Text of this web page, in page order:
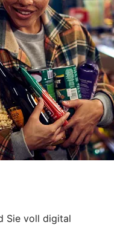
Sie voll digital